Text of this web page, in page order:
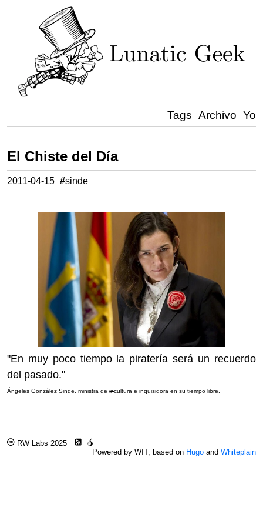
Tags Archivo Yo
El Chiste del Día
2011-04-15 #sinde
"En muy poco tiempo la piratería será un recuerdo
del pasado."
Ángeles González Sinde, ministra deincultura e inquisidora en su tiempo libre.
RW Labs 2025
Powered by WIT, based on Hugoand Whiteplain